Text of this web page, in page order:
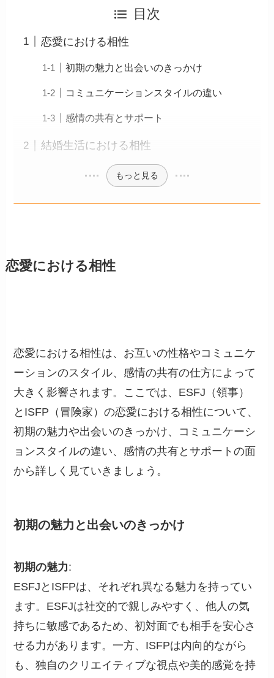
目次
恋愛における相性
初期の魅力と出会いのきっかけ
コミュニケーションスタイルの違い
感情の共有とサポート
結婚生活における相性
もっと見る
恋愛における相性
恋愛における相性は、お互いの性格やコミュニケ
ーションのスタイル、感情の共有の仕方によって
大きく影響されます。ここでは、ESFJ（領事）
とISFP（冒険家）の恋愛における相性について、
初期の魅力や出会いのきっかけ、コミュニケーシ
ョンスタイルの違い、感情の共有とサポートの面
から詳しく見ていきましょう。
初期の魅力と出会いのきっかけ
初期の魅力:
ESFJとISFPは、それぞれ異なる魅力を持ってい
ます。ESFJは社交的で親しみやすく、他人の気
持ちに敏感であるため、初対面でも相手を安心さ
せる力があります。一方、ISFPは内向的ながら
も、独自のクリエイティブな視点や美的感覚を持